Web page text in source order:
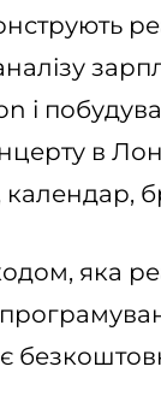
і
в
календар,
яка
є